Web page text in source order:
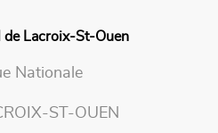
de Lacroix-St-Ouen
Nationale
ST-OUEN